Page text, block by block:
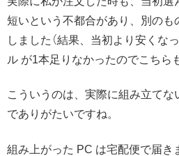
短いという不都合があり、別のも
しました（結果、当初より安くな
ル が1本足りなかったのでこちら
こういうのは、実際に組み立て
でありがたいですね。
組み上がった PC は宅配便で届き